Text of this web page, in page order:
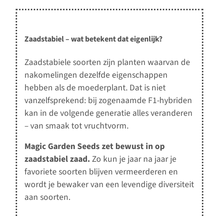
Zaadstabiel – wat betekent dat eigenlijk?
Zaadstabiele soorten zijn planten waarvan de
nakomelingen dezelfde eigenschappen
hebben als de moederplant. Dat is niet
vanzelfsprekend: bij zogenaamde F1-hybriden
kan in de volgende generatie alles veranderen
– van smaak tot vruchtvorm.
Magic Garden Seeds zet bewust in op
zaadstabiel zaad.Zo kun je jaar na jaar je
favoriete soorten blijven vermeerderen en
wordt je bewaker van een levendige diversiteit
aan soorten.